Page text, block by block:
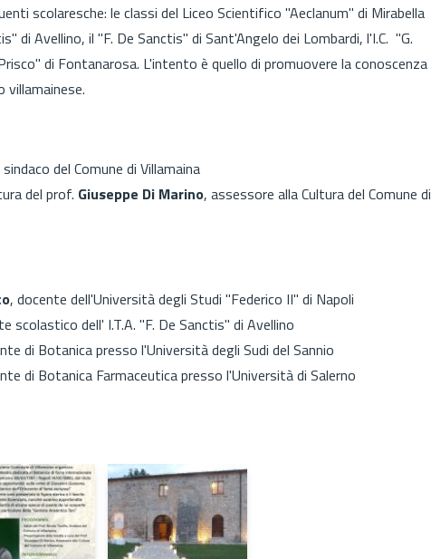
scolaresche: le classi del Liceo Scientifico "Aeclanum" di Mirabella
di Avellino, il "F. De Sanctis" di Sant'Angelo dei Lombardi, l'I.C. "G.
di Fontanarosa. L'intento è quello di promuovere la conoscenza
sindaco del Comune di Villamaina
del prof. Giuseppe Di Marino, assessore alla Cultura del Comune di
, docente dell'Università degli Studi "Federico II" di Napoli
scolastico dell' I.T.A. "F. De Sanctis" di Avellino
di Botanica presso l'Università degli Sudi del Sannio
di Botanica Farmaceutica presso l'Università di Salerno